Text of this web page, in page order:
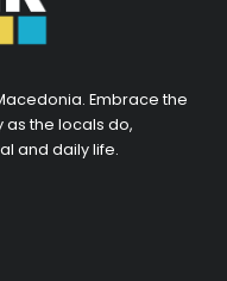
Embrace the
the locals do,
and daily life.